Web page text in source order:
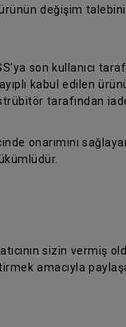
değişim
son kullanıcı
kabul edilen
tarafından
onarımını
sizin vermiş
amacıyla